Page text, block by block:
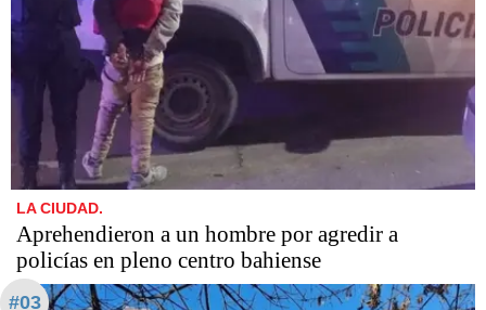
LA CIUDAD.
Aprehendieron a un hombre por agredir a
policías en pleno centro bahiense
#03